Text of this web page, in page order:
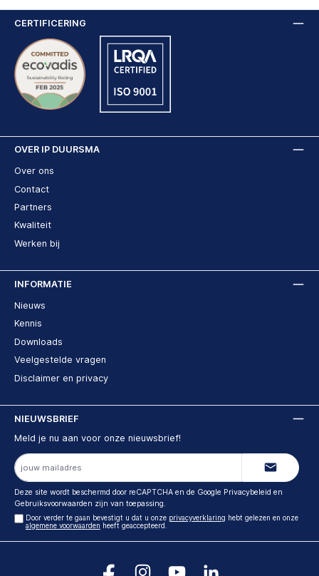
OVER IP DUURSMA
Over ons
Contact
Partners
Kwaliteit
Werken bij
INFORMATIE
Nieuws
Kennis
Downloads
Veelgestelde vragen
Disclaimer en privacy
CERTIFICERING
NIEUWSBRIEF
Meld je nu aan voor onze nieuwsbrief!
E-
mailadres
Deze site wordt beschermd door reCAPTCHA en de Google Privacybeleid en
Gebruiksvoorwaarden zijn van toepassing.
Door verder te gaan bevestigt u dat u onze privacyverklaring hebt gelezen en onze
algemene voorwaarden heeft geaccepteerd.